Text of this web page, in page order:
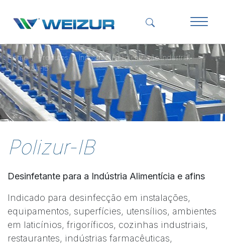
Home Produtos Industrial
Higienização Industrial
Polizur-IB
Polizur-IB
Desinfetante para a Indústria Alimentícia e afins
Indicado para desinfecção em instalações,
equipamentos, superfícies, utensílios, ambientes
em laticínios, frigoríficos, cozinhas industriais,
restaurantes, indústrias farmacêuticas,